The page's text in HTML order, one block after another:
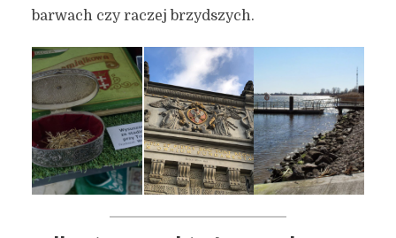
barwach czy raczej brzydszych.